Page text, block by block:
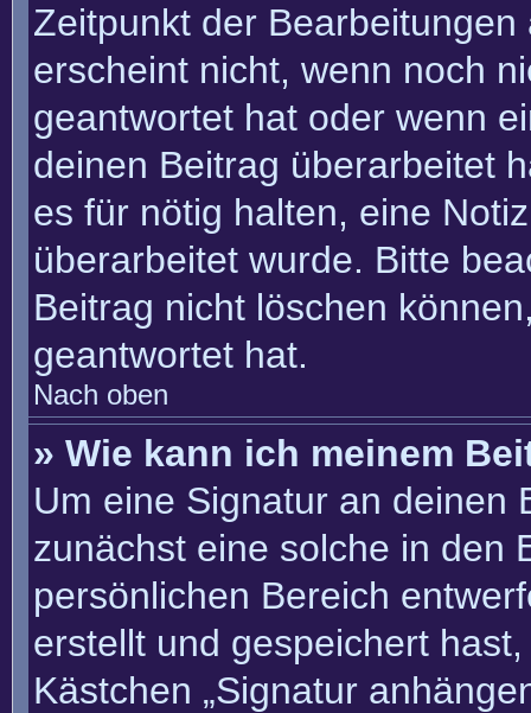
Zeitpunkt der
erscheint nicht, wenn noch
geantwortet hat oder wenn
deinen Beitrag überarbeitet
es für nötig halten, eine
überarbeitet wurde. Bitte
Beitrag nicht löschen
geantwortet hat.
Nach oben
» Wie kann ich meinem
Um eine Signatur an deinen
zunächst eine solche in den
persönlichen Bereich
erstellt und gespeichert
Kästchen „Signatur